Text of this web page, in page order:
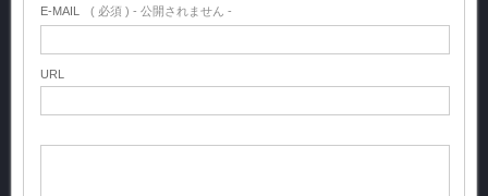
E-MAIL ( 必須 ) - 公開されません -
URL